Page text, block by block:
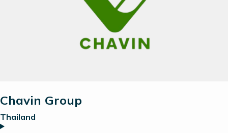
Chavin Group
Thailand